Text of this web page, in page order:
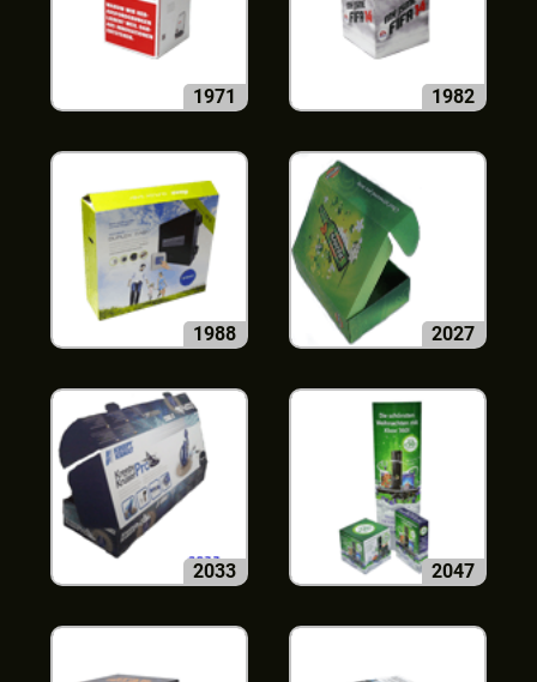
1971 1982
1988 2027
2033 2047